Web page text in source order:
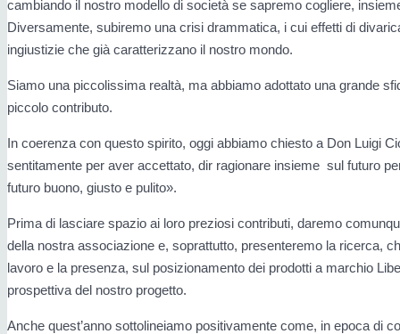
cambiando il nostro modello di società se sapremo cogliere,
Diversamente, subiremo una crisi drammatica, i cui effetti di
ingiustizie che già caratterizzano il nostro mondo.
Siamo una piccolissima realtà, ma abbiamo adottato una grande
piccolo contributo.
In coerenza con questo spirito, oggi abbiamo chiesto a Don Luigi
sentitamente per aver accettato, dir ragionare insieme sul futuro
futuro buono, giusto e pulito».
Prima di lasciare spazio ai loro preziosi contributi, daremo
della nostra associazione e, soprattutto, presenteremo la ricerca,
lavoro e la presenza, sul posizionamento dei prodotti a marchio
prospettiva del nostro progetto.
Anche quest’anno sottolineiamo positivamente come, in epoca di